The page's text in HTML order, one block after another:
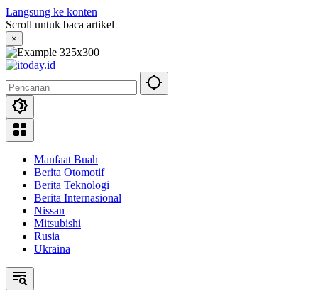
Langsung ke konten
Scroll untuk baca artikel
×
Manfaat Buah
Berita Otomotif
Berita Teknologi
Berita Internasional
Nissan
Mitsubishi
Rusia
Ukraina